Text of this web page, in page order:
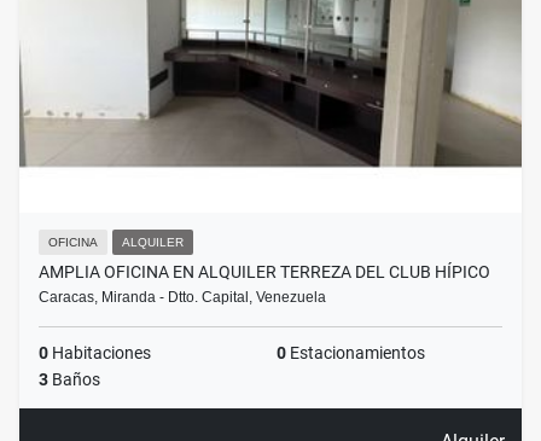
OFICINA ALQUILER
AMPLIA OFICINA EN ALQUILER TERREZA DEL CLUB HÍPICO
Caracas, Miranda - Dtto. Capital, Venezuela
0 Habitaciones 0 Estacionamientos
3 Baños